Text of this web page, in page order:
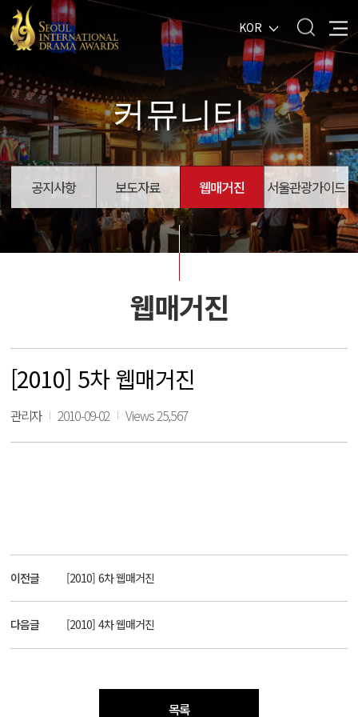
KOR
커뮤니티
공지사항 보도자료 웹매거진 서울관광가이드
웹매거진
[2010] 5차 웹매거진
관리자 2010-09-02 Views 25,567
이전글 [2010] 6차 웹매거진
다음글 [2010] 4차 웹매거진
목록